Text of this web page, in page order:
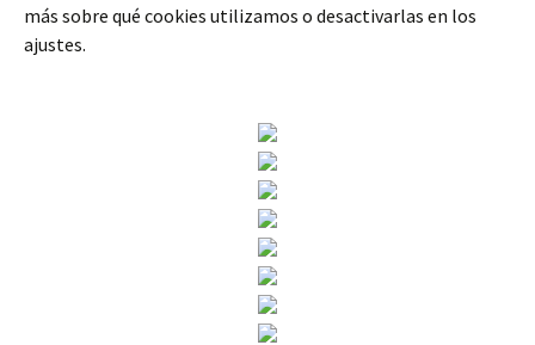
más sobre qué cookies utilizamos o desactivarlas en los
ajustes.